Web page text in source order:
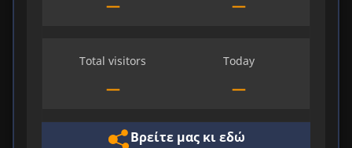
— —
Total visitors
—
Today
—
Βρείτε μας κι εδώ